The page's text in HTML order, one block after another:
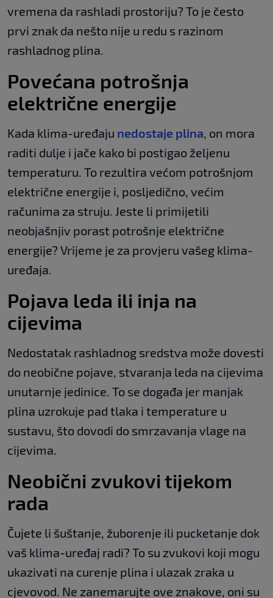
vremena da rashladi prostoriju? To je često
prvi znak da nešto nije u redu s razinom
rashladnog plina.
Povećana potrošnja
električne energije
Kada klima-uređaju nedostaje plina, on mora
raditi dulje i jače kako bi postigao željenu
temperaturu. To rezultira većom potrošnjom
električne energije i, posljedično, većim
računima za struju. Jeste li primijetili
neobjašnjiv porast potrošnje električne
energije? Vrijeme je za provjeru vašeg klima-
uređaja.
Pojava leda ili inja na
cijevima
Nedostatak rashladnog sredstva može dovesti
do neobične pojave, stvaranja leda na cijevima
unutarnje jedinice. To se događa jer manjak
plina uzrokuje pad tlaka i temperature u
sustavu, što dovodi do smrzavanja vlage na
cijevima.
Neobični zvukovi tijekom
rada
Čujete li šuštanje, žuborenje ili pucketanje dok
vaš klima-uređaj radi? To su zvukovi koji mogu
ukazivati na curenje plina i ulazak zraka u
cjevovod. Ne zanemarujte ove znakove, oni su